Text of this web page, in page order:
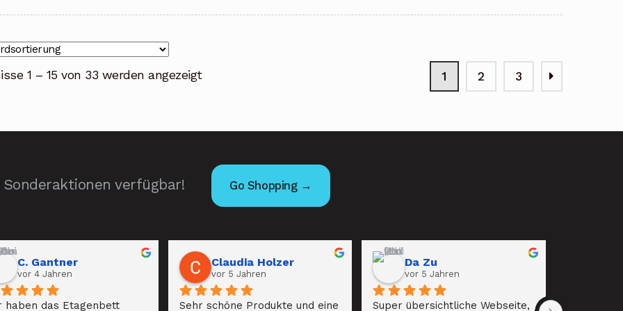
1 – 15 von 33 werden angezeigt 1 2 3
Sonderaktionen verfügbar! Go Shopping →
C. Gantner
vor 4 Jahren
haben das Etagenbett
Claudia Holzer
vor 5 Jahren
Sehr schöne Produkte und eine
Da Zu
vor 5 Jahren
Super übersichtliche Webseite,